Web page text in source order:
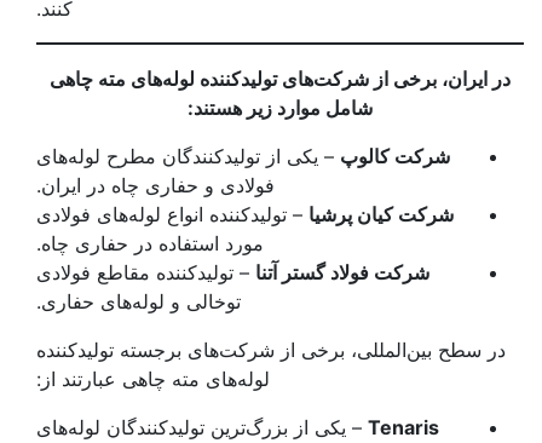
کنند.
در ایران، برخی از شرکت‌های تولیدکننده لوله‌های مته چاهی
شامل موارد زیر هستند:
شرکت کالوپ – یکی از تولیدکنندگان مطرح لوله‌های
فولادی و حفاری چاه در ایران.
شرکت کیان پرشیا – تولیدکننده انواع لوله‌های فولادی
مورد استفاده در حفاری چاه.
شرکت فولاد گستر آتنا – تولیدکننده مقاطع فولادی
توخالی و لوله‌های حفاری.
در سطح بین‌المللی، برخی از شرکت‌های برجسته تولیدکننده
لوله‌های مته چاهی عبارتند از:
Tenaris – یکی از بزرگ‌ترین تولیدکنندگان لوله‌های